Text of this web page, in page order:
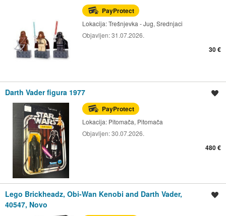
PayProtect
Lokacija:Trešnjevka - Jug, Srednjaci
Objavljen:31.07.2026.
30 €
Darth Vader figura 1977
PayProtect
Lokacija: Pitomača, Pitomača
Objavljen:30.07.2026.
480 €
Lego Brickheadz, Obi-Wan Kenobi and Darth Vader,
40547, Novo